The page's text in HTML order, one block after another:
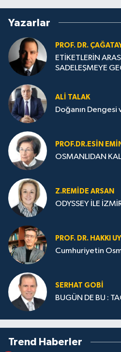
Yazarlar
PROF. DR.
ETİKETLERİN
SADELEŞMEYE
ALI TALAK
Doğanın Dengesi
PROF.DR.ESIN
OSMANLIDAN
Z.REMIDE ARSAN
ODYSSEY İLE
PROF. DR. HAKKI
Cumhuriyetin
SERHAT GOBİ
BUGÜN DE BU :
Trend Haberler